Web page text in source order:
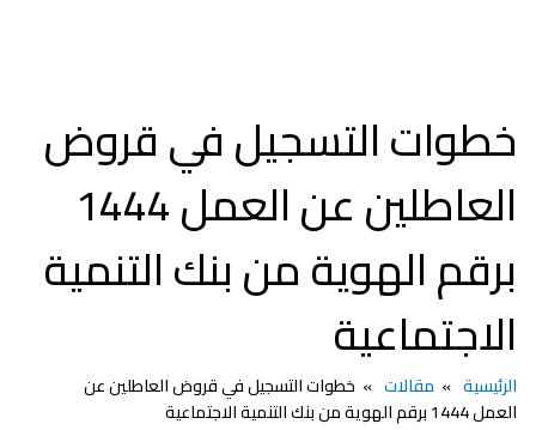
خطوات التسجيل في قروض
العاطلين عن العمل 1444
برقم الهوية من بنك التنمية
الاجتماعية
الرئيسية مقالات
خطوات التسجيل في قروض العاطلين عن
العمل 1444 برقم الهوية من بنك التنمية الاجتماعية